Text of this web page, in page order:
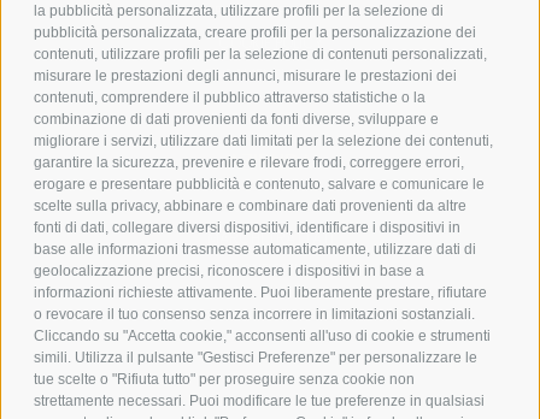
la pubblicità personalizzata, utilizzare profili per la selezione di
pubblicità personalizzata, creare profili per la personalizzazione dei
contenuti, utilizzare profili per la selezione di contenuti personalizzati,
misurare le prestazioni degli annunci, misurare le prestazioni dei
contenuti, comprendere il pubblico attraverso statistiche o la
combinazione di dati provenienti da fonti diverse, sviluppare e
migliorare i servizi, utilizzare dati limitati per la selezione dei contenuti,
garantire la sicurezza, prevenire e rilevare frodi, correggere errori,
erogare e presentare pubblicità e contenuto, salvare e comunicare le
scelte sulla privacy, abbinare e combinare dati provenienti da altre
fonti di dati, collegare diversi dispositivi, identificare i dispositivi in
base alle informazioni trasmesse automaticamente, utilizzare dati di
geolocalizzazione precisi, riconoscere i dispositivi in base a
informazioni richieste attivamente. Puoi liberamente prestare, rifiutare
o revocare il tuo consenso senza incorrere in limitazioni sostanziali.
Cliccando su "Accetta cookie," acconsenti all'uso di cookie e strumenti
simili. Utilizza il pulsante "Gestisci Preferenze" per personalizzare le
tue scelte o "Rifiuta tutto" per proseguire senza cookie non
strettamente necessari. Puoi modificare le tue preferenze in qualsiasi
PRIVACY POLICY
COOKIE POLICY
PAGAMENTI SICURI
AZIENDA
CHI SIAMO
MARCHI TRATTATI
CONDOMINI
Bonifico
Bancario